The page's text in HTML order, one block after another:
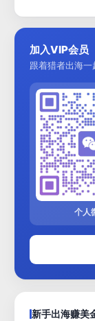
加入VIP会员
跟着猎者出海一
个人
新手出海赚美